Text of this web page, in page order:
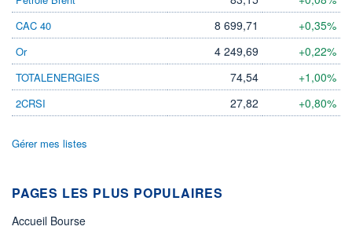
0,00 GBX
-
ÉLIGIBILITÉ
Boursobank
CAC 40 8 699,71 +0,35%
Or 4 249,69 +0,22%
TOTALENERGIES 74,54 +1,00%
2CRSI 27,82 +0,80%
Gérer mes listes
PAGES LES PLUS POPULAIRES
Accueil Bourse